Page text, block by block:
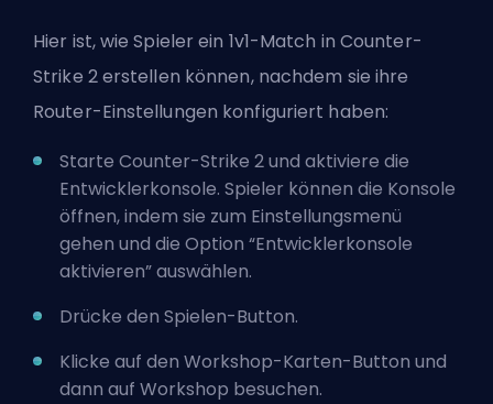
Hier ist, wie Spieler ein 1v1-Match in Counter-
Strike 2 erstellen können, nachdem sie ihre
Router-Einstellungen konfiguriert haben:
Starte Counter-Strike 2 und aktiviere die
Entwicklerkonsole. Spieler können die Konsole
öffnen, indem sie zum Einstellungsmenü
gehen und die Option “Entwicklerkonsole
aktivieren” auswählen.
Drücke den Spielen-Button.
Klicke auf den Workshop-Karten-Button und
dann auf Workshop besuchen.